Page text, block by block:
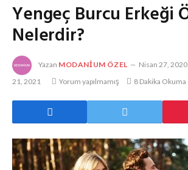
Yengeç Burcu Erkeği
Nelerdir?
Yazan MODANIUM ÖZEL Nisan 27, 2020
21, 2021
Yorum yapılmamış 8 Dakika Okuma